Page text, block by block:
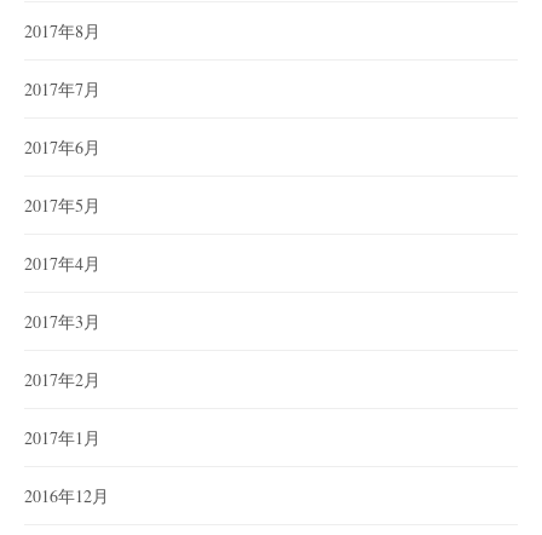
2017年8月
2017年7月
2017年6月
2017年5月
2017年4月
2017年3月
2017年2月
2017年1月
2016年12月